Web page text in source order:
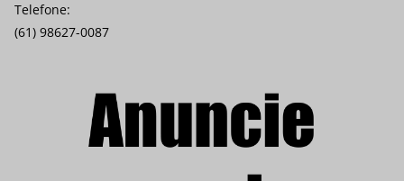
Telefone:
(61) 98627-0087